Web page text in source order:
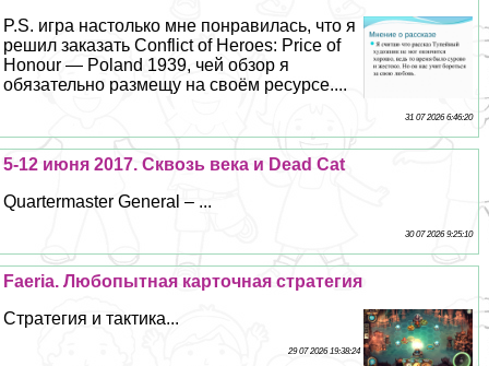
P.S. игра настолько мне понравилась, что я
решил заказать Conflict of Heroes: Price of
Honour — Poland 1939, чей обзор я
обязательно размещу на своём ресурсе....
31 07 2026 6:46:20
5-12 июня 2017. Сквозь века и Dead Cat
Quartermaster General – ...
30 07 2026 9:25:10
Faeria. Любопытная карточная стратегия
Стратегия и тактика...
29 07 2026 19:38:24